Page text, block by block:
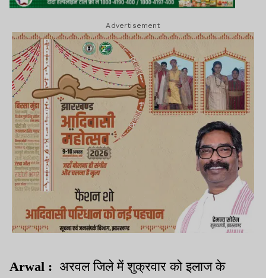
Advertisement
Arwal : अरवल जिले में शुक्रवार को इलाज के